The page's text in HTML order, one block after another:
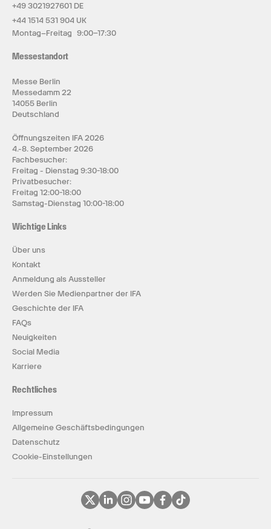
+49 3021927601 DE
+44 1514 531 904 UK
Montag–Freitag 9:00–17:30
Messestandort
Messe Berlin
Messedamm 22
14055 Berlin
Deutschland
Öffnungszeiten IFA 2026
4.-8. September 2026
Fachbesucher:
Freitag - Dienstag 9:30-18:00
Privatbesucher:
Freitag 12:00-18:00
Samstag-Dienstag 10:00-18:00
Wichtige Links
Über uns
Kontakt
Anmeldung als Aussteller
Werden Sie Medienpartner der IFA
Geschichte der IFA
FAQs
Neuigkeiten
Social Media
Karriere
Rechtliches
Impressum
Allgemeine Geschäftsbedingungen
Datenschutz
Cookie-Einstellungen